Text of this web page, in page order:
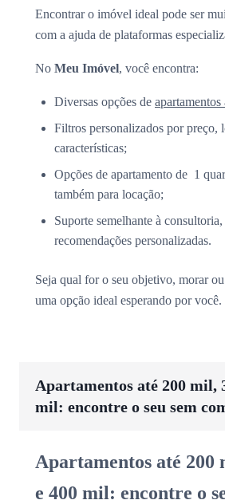
Encontrar o imóvel ideal pode ser
com a ajuda de plataformas
No Meu Imóvel, você encontra:
Diversas opções de
Filtros personalizados por preço,
características;
Opções de apartamento de 1
também para locação;
Suporte semelhante à
recomendações personalizadas.
Seja qual for o seu objetivo, morar
uma opção ideal esperando por você.
Apartamentos até 200 mil,
mil: encontre o seu sem
Apartamentos até 200
e 400 mil: encontre o